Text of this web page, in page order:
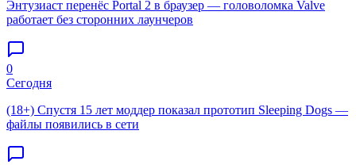
Энтузиаст перенёс Portal 2 в браузер — головоломка Valve
работает без сторонних лаунчеров
0
Сегодня
(18+) Спустя 15 лет моддер показал прототип Sleeping Dogs —
файлы появились в сети